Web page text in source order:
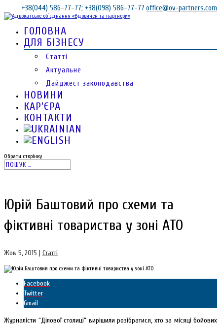
+38(044) 586-77-77; +38(098) 586-77-77 office@ov-partners.com
ГОЛОВНА
ДЛЯ БІЗНЕСУ
Статті
Актуальне
Дайджест законодавства
НОВИНИ
КАР’ЄРА
КОНТАКТИ
Обрати сторінку
Юрій Баштовий про схеми та
фіктивні товариства у зоні АТО
Жов 5, 2015 | Статті
Facebook
Twitter
Gmail
Журналісти “Ділової столиці” вирішили розібратися, хто за місяці бойових